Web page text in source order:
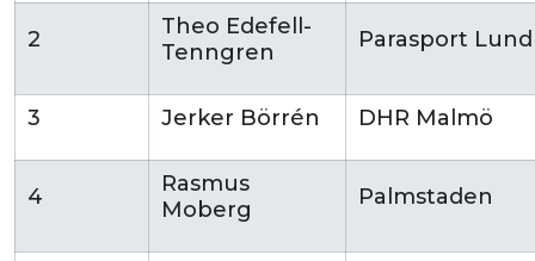
2
Theo Edefell-
Tenngren
Parasport Lund
3 Jerker Börrén DHR Malmö
4
Rasmus
Moberg
Palmstaden